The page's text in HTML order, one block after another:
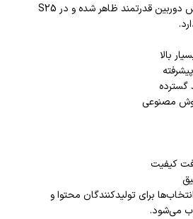
سامسونگ همیشه در بخش دوربین قدرتمند ظاهر شده و در S25
بالا
گسترده
مصنوعی
کیفیت
برای تولیدکنندگان محتوا و
می‌شود.